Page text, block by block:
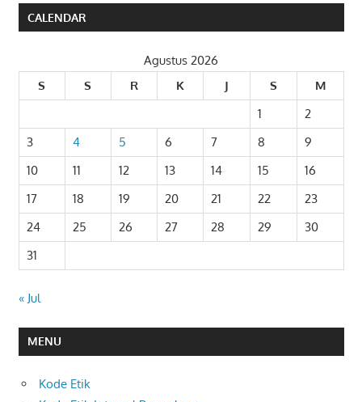
CALENDAR
Agustus 2026
S
S R K J S
M
1
2
3
4 5 6 7 8
9
10
11 12 13 14 15
16
17
18 19 20 21 22
23
24
25 26 27 28 29
30
31
« Jul
MENU
Kode Etik